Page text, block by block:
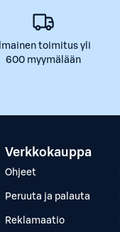
Ilmainen toimitus yli
600 myymälään
Verkkokauppa
Ohjeet
Peruuta ja palauta
Reklamaatio